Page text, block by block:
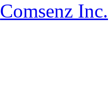
Comsenz Inc.